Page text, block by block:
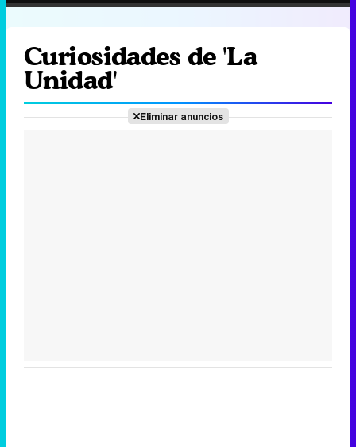
Curiosidades de 'La
Unidad'
Eliminar anuncios